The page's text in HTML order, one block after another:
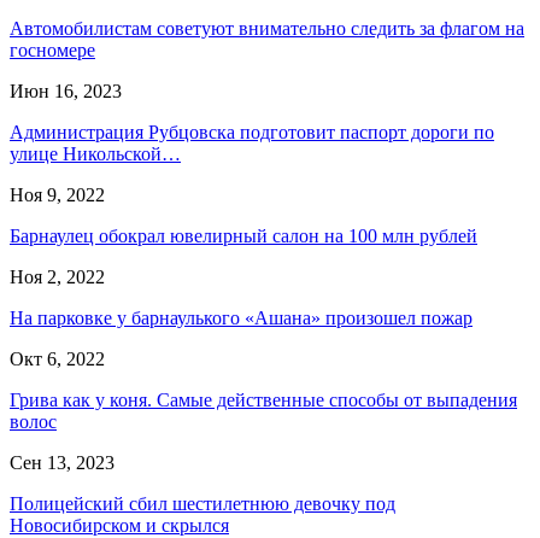
Автомобилистам советуют внимательно следить за флагом на
госномере
Июн 16, 2023
Администрация Рубцовска подготовит паспорт дороги по
улице Никольской…
Ноя 9, 2022
Барнаулец обокрал ювелирный салон на 100 млн рублей
Ноя 2, 2022
На парковке у барнаулького «Ашана» произошел пожар
Окт 6, 2022
Грива как у коня. Самые действенные способы от выпадения
волос
Сен 13, 2023
Полицейский сбил шестилетнюю девочку под
Новосибирском и скрылся